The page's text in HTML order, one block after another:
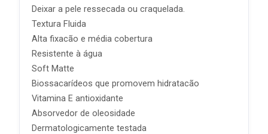
Deixar a pele ressecada ou craquelada.
Textura Fluida
Alta fixacão e média cobertura
Resistente à água
Soft Matte
Biossacarídeos que promovem hidratacão
Vitamina E antioxidante
Absorvedor de oleosidade
Dermatologicamente testada